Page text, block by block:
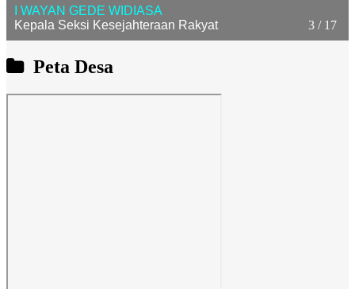
4 / 17
ANAK AGUNG AYU ASTITI UTAMI DEWI
Kepala Urusan Umum
Peta Desa